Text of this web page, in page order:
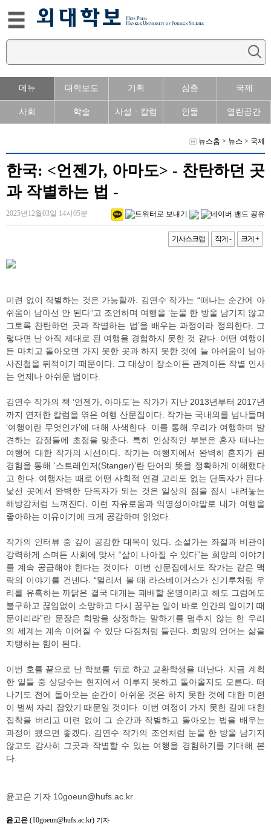
메뉴 대학보도 기획 심층 국제
사회 학술 사설ㆍ칼럼 인물 열린공간
뉴스홈 > 뉴스 > 국제
한국: <언젠가, 아마도> - 찬탄하던 곳
과 작별하는 법 -
2025년12월03일 14시05분
기사스크랩 작게 - 크게 +
미련 없이 작별하는 것은 가능할까. 김연수 작가는 “떠나는 순간에 아
쉬움이 남아선 안 된다”고 조언하며 여행을 ‘눈물 한 방울 남기지 않고
그토록 찬탄하던 곳과 작별하는 법’을 배우는 과정이라 정의한다. 그
렇다면 난 아직 제대로 된 여행을 경험하지 못한 것 같다. 어떤 여행이
든 마치고 돌아오면 가지 못한 곳과 하지 못한 것에 늘 아쉬움이 남아
사진첩을 뒤적이기 때문이다. 그 대상이 장소이든 관계이든 작별 인사
는 언제나 아쉬운 법이다.
김연수 작가의 책 ‘언젠가, 아마도’는 작가가 지난 2013년부터 2017년
까지 연재한 칼럼을 엮은 여행 산문집이다. 작가는 국내외를 넘나들며
‘여행이란 무엇인가’에 대해 사색한다. 이를 통해 우리가 여행하며 발
견하는 감정들에 초점을 맞춘다. 특히 인상적인 부분은 혼자 떠나는
여행에 대한 작가의 시선이다. 작가는 여행지에서 완벽히 혼자가 된
경험을 통해 ‘스트레인저(Stanger)’란 단어의 뜻을 정확하게 이해했다
고 한다. 여행자는 때로 어떤 사회적 연결 고리도 없는 단독자가 된다.
낯선 곳에서 완벽한 단독자가 되는 것은 일상의 짐을 잠시 내려놓는
해방감처럼 느껴진다. 이런 자유로움과 익명성이야말로 내가 여행을
좋아하는 이유이기에 크게 공감하며 읽었다.
작가의 인터뷰 중 깊이 공감한 대목이 있다. 소설가는 좌절과 비관이
강력하게 스며든 사회에 맞서 “삶이 나아질 수 있다”는 희망의 이야기
를 계속 공급해야 한다는 것이다. 이번 산문집에서도 작가는 같은 맥
락의 이야기를 건넨다. “멀리서 볼 때 라스베이거스가 신기루처럼 우
리를 유혹하는 까닭은 결국 대개는 패배할 운명이라고 해도 그럼에도
불구하고 끊임없이 소망하고 다시 꿈꾸는 일이 바로 인간의 일이기 때
문이리라”란 문장은 희망을 상정하는 말하기를 멈추지 않는 한 우리
의 세계는 계속 이어질 수 있단 다짐처럼 들린다. 희망의 언어는 삶을
지탱하는 힘이 된다.
이번 호를 끝으로 난 학보를 뒤로 하고 교환학생을 떠난다. 지금 계획
한 일들 중 상당수는 현지에서 이루지 못하고 돌아올지도 모른다. 떠
나기도 전에 돌아오는 순간이 아쉬운 것은 하지 못한 것에 대한 미련
이 벌써 자리 잡았기 때문일 것이다. 이번 여정이 가지 못한 길에 대한
집착을 버리고 미련 없이 그 순간과 작별하고 돌아오는 법을 배우는
과정이 됐으면 좋겠다. 김연수 작가의 조언처럼 눈물 한 방울 남기지
않고도 감사히 그곳과 작별할 수 있는 여행을 경험하기를 기대해 본
다.
윤고은 기자 10goeun@hufs.ac.kr
윤고은 (10goeun@hufs.ac.kr) 기자